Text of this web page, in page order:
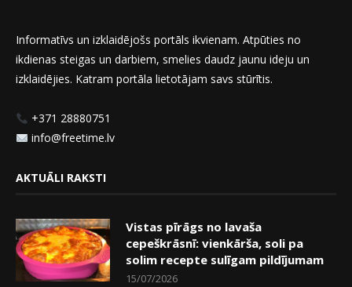
Informatīvs un izklaidējošs portāls ikvienam. Atpūties no
ikdienas steigas un darbiem, smelies daudz jaunu ideju un
izklaidējies. Katram portāla lietotājam savs stūrītis.
+371 28880751
info@freetime.lv
AKTUĀLI RAKSTI
Vistas pīrāgs no lavaša
cepeškrāsnī: vienkārša, soli pa
solim recepte sulīgam pildījumam
15/07/2026